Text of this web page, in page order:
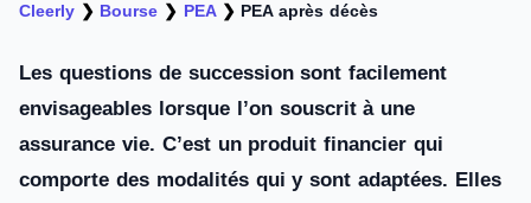
Cleerly ❯ Bourse ❯ PEA❯ PEA après décès
Les questions de succession sont facilement
envisageables lorsque l’on souscrit à une
assurance vie. C’est un produit financier qui
comporte des modalités qui y sont adaptées. Elles